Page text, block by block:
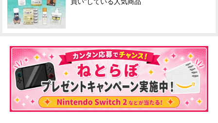
買い"している人気商品